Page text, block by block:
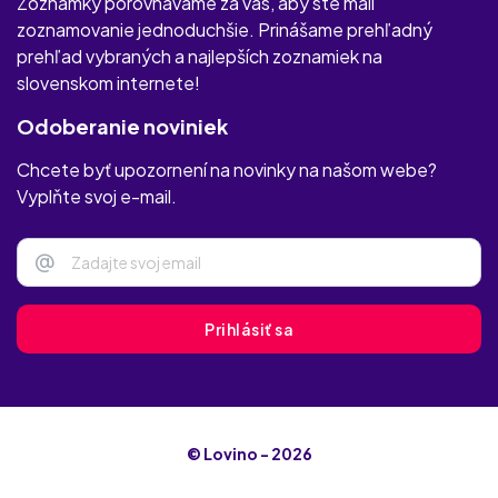
zoznamovanie jednoduchšie. Prinášame prehľadný
prehľad vybraných a najlepších zoznamiek na
slovenskom internete!
Odoberanie noviniek
Chcete byť upozornení na novinky na našom webe?
Vyplňte svoj e-mail.
@
Prihlásiť sa
© Lovino - 2026